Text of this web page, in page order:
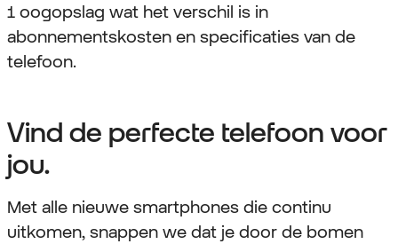
1 oogopslag wat het verschil is in
abonnementskosten en specificaties van de
telefoon.
Vind de perfecte telefoon voor
jou.
Met alle nieuwe smartphones die continu
uitkomen, snappen we dat je door de bomen